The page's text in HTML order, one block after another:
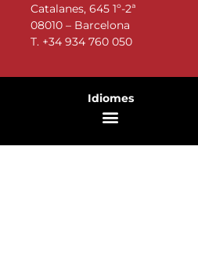
Catalanes, 645 1º-2ª
08010 – Barcelona
T. +34 934 760 050
Idiomes